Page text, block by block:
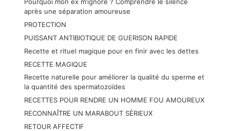
après une séparation amoureuse
PROTECTION
PUISSANT ANTIBIOTIQUE DE GUERISON RAPIDE
Recette et rituel magique pour en finir avec les dettes
RECETTE MAGIQUE
Recette naturelle pour améliorer la qualité du sperme et
la quantité des spermatozoïdes
RECETTES POUR RENDRE UN HOMME FOU AMOUREUX
RECONNAÎTRE UN MARABOUT SÉRIEUX
RETOUR AFFECTIF